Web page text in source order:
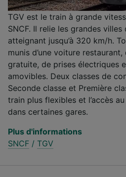
TGV est le train à grande
SNCF. Il relie les grandes
atteignant jusqu’à 320 km/h.
munis d’une voiture restaurant,
gratuite, de prises électriques
amovibles. Deux classes de
Seconde classe et Première
train plus flexibles et l’accès
dans certaines gares.
Plus d'informations
SNCF / TGV